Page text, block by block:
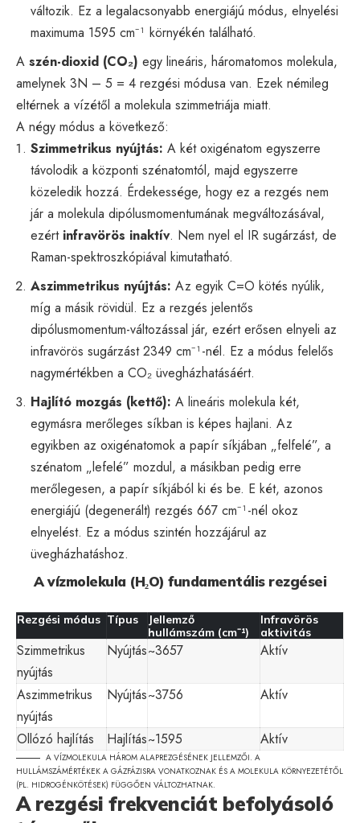
változik. Ez a legalacsonyabb energiájú módus, elnyelési
maximuma 1595 cm⁻¹ környékén található.
A szén-dioxid (CO₂) egy lineáris, háromatomos molekula,
amelynek 3N – 5 = 4 rezgési módusa van. Ezek némileg
eltérnek a vízétől a molekula szimmetriája miatt.
A négy módus a következő:
Szimmetrikus nyújtás: A két oxigénatom egyszerre
távolodik a központi szénatomtól, majd egyszerre
közeledik hozzá. Érdekessége, hogy ez a rezgés nem
jár a molekula dipólusmomentumának megváltozásával,
ezért infravörös inaktív. Nem nyel el IR sugárzást, de
Raman-spektroszkópiával kimutatható.
Aszimmetrikus nyújtás: Az egyik C=O kötés nyúlik,
míg a másik rövidül. Ez a rezgés jelentős
dipólusmomentum-változással jár, ezért erősen elnyeli az
infravörös sugárzást 2349 cm⁻¹-nél. Ez a módus felelős
nagymértékben a CO₂ üvegházhatásáért.
Hajlító mozgás (kettő): A lineáris molekula két,
egymásra merőleges síkban is képes hajlani. Az
egyikben az oxigénatomok a papír síkjában „felfelé”, a
szénatom „lefelé” mozdul, a másikban pedig erre
merőlegesen, a papír síkjából ki és be. E két, azonos
energiájú (degenerált) rezgés 667 cm⁻¹-nél okoz
elnyelést. Ez a módus szintén hozzájárul az
üvegházhatáshoz.
A vízmolekula (H₂O) fundamentális rezgései
Rezgési módus Típus
Jellemző
hullámszám (cm⁻¹)
Infravörös
aktivitás
Szimmetrikus
nyújtás
Nyújtás~3657 Aktív
Aszimmetrikus
nyújtás
Nyújtás~3756 Aktív
Ollózó hajlítás Hajlítás~1595 Aktív
A VÍZMOLEKULA HÁROM ALAPREZGÉSÉNEK JELLEMZŐI. A
HULLÁMSZÁMÉRTÉKEK A GÁZFÁZISRA VONATKOZNAK ÉS A MOLEKULA KÖRNYEZETÉTŐL
(PL. HIDROGÉNKÖTÉSEK) FÜGGŐEN VÁLTOZHATNAK.
A rezgési frekvenciát befolyásoló